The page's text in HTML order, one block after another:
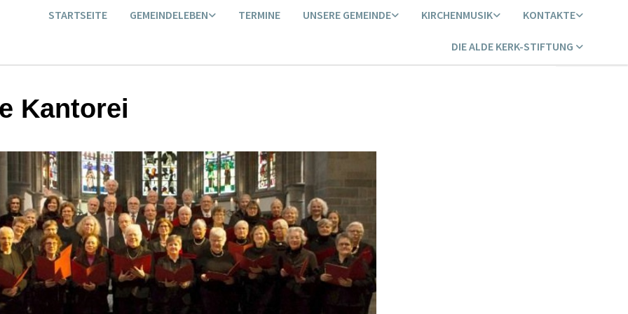
STARTSEITE GEMEINDELEBEN TERMINE UNSERE GEMEINDE KIRCHENMUSIK KONTAKTE
DIE ALDE KERK-STIFTUNG
Kantorei